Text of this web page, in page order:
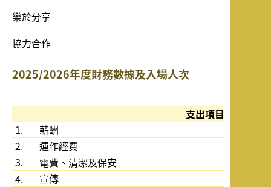
樂於分享
協力合作
2025/2026年度財務數據及入場人次
支出項目
1.
薪酬
2.
運作經費
3.
電費、清潔及保安
4.
宣傳